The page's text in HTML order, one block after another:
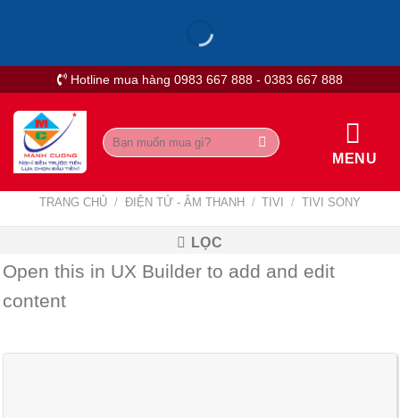
Hotline mua hàng 0983 667 888 - 0383 667 888
Tìm
kiếm:
MENU
TRANG CHỦ / ĐIỆN TỬ - ÂM THANH / TIVI / TIVI SONY
LỌC
Open this in UX Builder to add and edit
content